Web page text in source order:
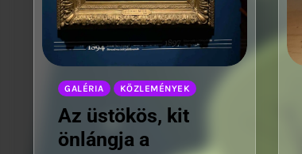
GALÉRIA KÖZLEMÉNYEK
Az üstökös, kit
önlángja a